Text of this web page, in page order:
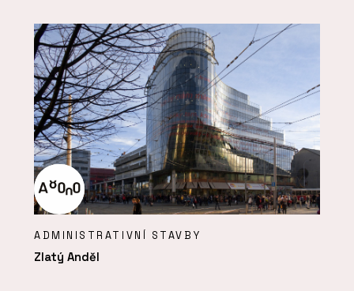
ADMINISTRATIVNÍ STAVBY
Zlatý Anděl